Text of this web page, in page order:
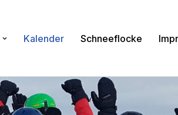
Kalender Schneeflocke